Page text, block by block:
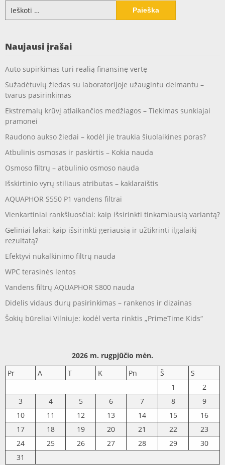
Ieškoti:
Naujausi įrašai
Auto supirkimas turi realią finansinę vertę
Sužadėtuvių žiedas su laboratorijoje užaugintu deimantu –
tvarus pasirinkimas
Ekstremalų krūvį atlaikančios medžiagos – Tiekimas sunkiajai
pramonei
Raudono aukso žiedai – kodėl jie traukia šiuolaikines poras?
Atbulinis osmosas ir paskirtis – Kokia nauda
Osmoso filtrų – atbulinio osmoso nauda
Išskirtinio vyrų stiliaus atributas – kaklaraištis
AQUAPHOR S550 P1 vandens filtrai
Vienkartiniai rankšluosčiai: kaip išsirinkti tinkamiausią variantą?
Geliniai lakai: kaip išsirinkti geriausią ir užtikrinti ilgalaikį
rezultatą?
Efektyvi nukalkinimo filtrų nauda
WPC terasinės lentos
Vandens filtrų AQUAPHOR S800 nauda
Didelis vidaus durų pasirinkimas – rankenos ir dizainas
Šokių būreliai Vilniuje: kodėl verta rinktis „PrimeTime Kids“
2026 m. rugpjūčio mėn.
Pr
A T K Pn Š
S
1
2
3
4 5 6 7 8
9
10
11 12 13 14 15
16
17
18 19 20 21 22
23
24
25 26 27 28 29
30
31